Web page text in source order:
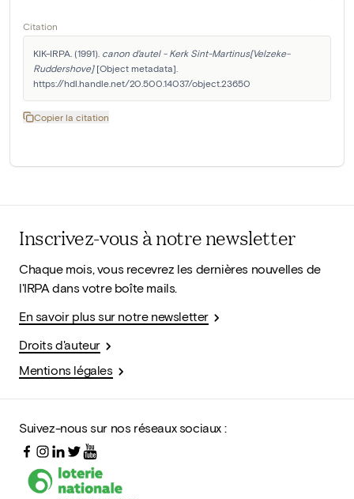
Citation
KIK-IRPA. (1991). canon d'autel - Kerk Sint-Martinus[Velzeke-
Ruddershove] [Object metadata].
https://hdl.handle.net/20.500.14037/object.23650
Copier la citation
Inscrivez-vous à notre newsletter
Chaque mois, vous recevrez les dernières nouvelles de
l'IRPA dans votre boîte mails.
En savoir plus sur notre newsletter
Droits d'auteur
Mentions légales
Suivez-nous sur nos réseaux sociaux :